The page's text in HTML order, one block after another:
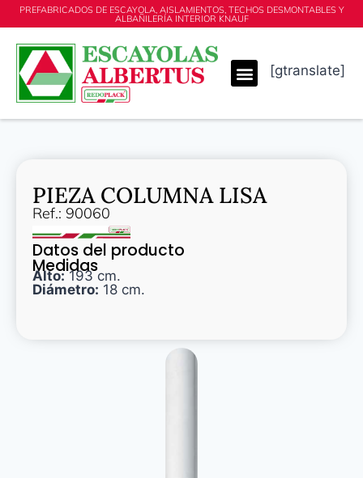
PREFABRICADOS DE ESCAYOLA, AISLAMIENTOS, TECHOS DESMONTABLES Y
ALBAÑILERÍA INTERIOR KNAUF
[gtranslate]
PIEZA COLUMNA LISA
Ref.: 90060
Datos del producto
Medidas
Alto:193 cm.
Diámetro: 18 cm.